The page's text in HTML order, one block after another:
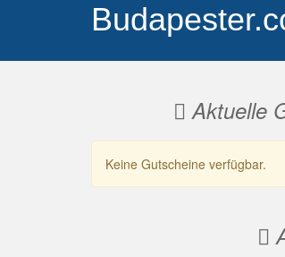
Aktuelle
Keine Gutscheine verfügbar.